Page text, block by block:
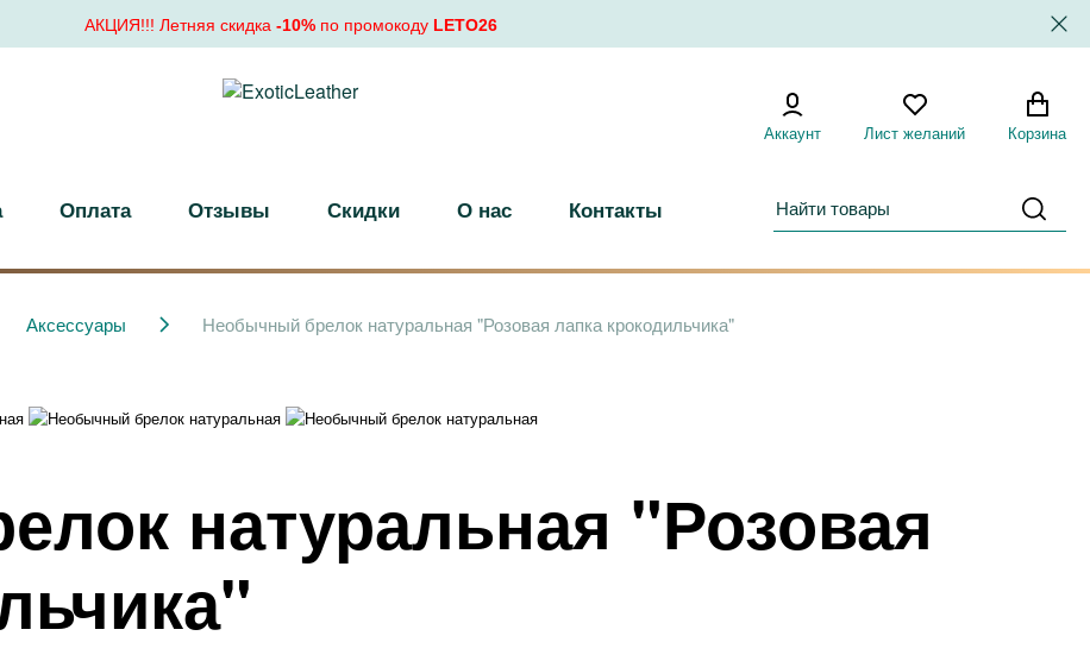
АКЦИЯ!!! Летняя скидка -10%по промокоду LETO26
Аккаунт Лист желаний Корзина
Оплата Отзывы Скидки О нас Контакты
Аксессуары Необычный брелок натуральная "Розовая лапка крокодильчика"
натуральная "Розовая